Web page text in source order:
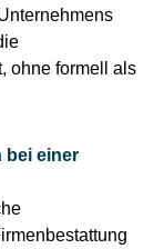
ohne formell als
bei einer